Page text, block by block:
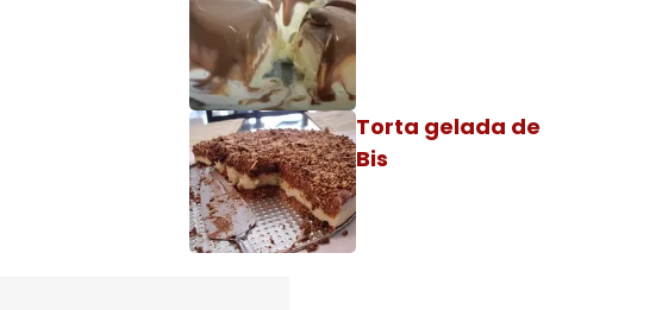
Torta gelada de
Bis